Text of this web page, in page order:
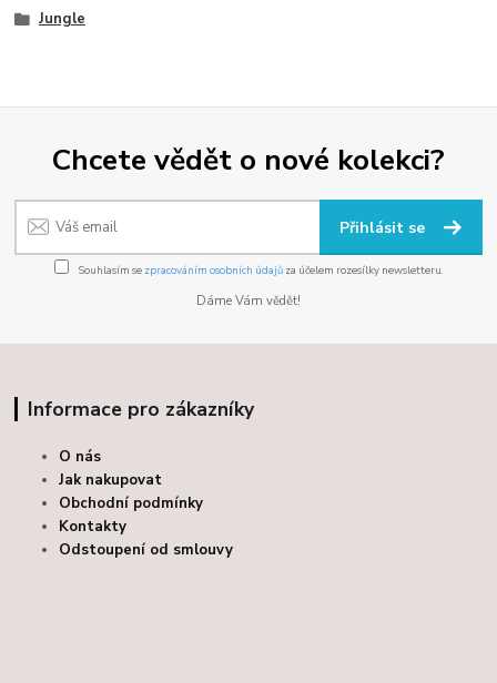
Jungle
Chcete vědět o nové kolekci?
Přihlásit se
Souhlasím se zpracováním osobních údajůza účelem rozesílky newsletteru.
Dáme Vám vědět!
Informace pro zákazníky
O nás
Jak nakupovat
Obchodní podmínky
Kontakty
Odstoupení od smlouvy